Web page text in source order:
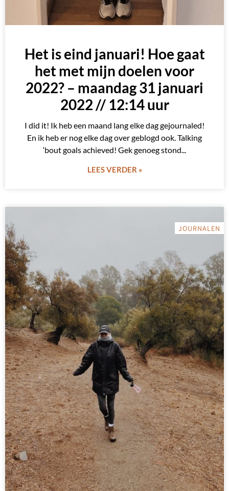
Het is eind januari! Hoe gaat
het met mijn doelen voor
2022? – maandag 31 januari
2022 // 12:14 uur
I did it! Ik heb een maand lang elke dag gejournaled!
En ik heb er nog elke dag over geblogd ook. Talking
‘bout goals achieved! Gek genoeg stond
LEES VERDER »
JOURNALEN